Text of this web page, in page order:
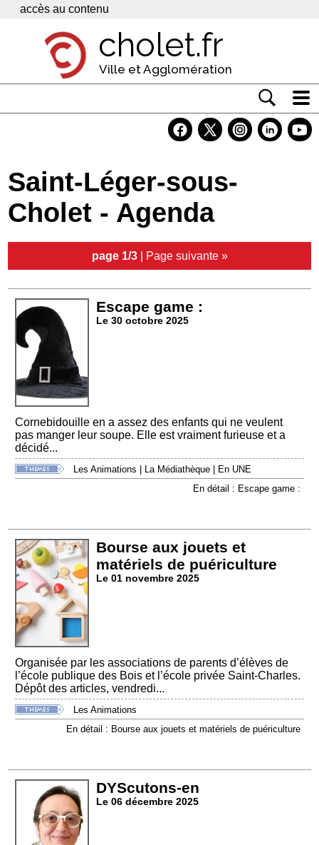
Panneau de gestion des cookies
accès au contenu
cholet.fr
Ville et Agglomération
Economie
Services
Contacts
Saint-Léger-sous-
Cholet - Agenda
page 1/3| Page suivante »
Escape game :
Le 30 octobre 2025
Cornebidouille en a assez des enfants qui ne veulent
pas manger leur soupe. Elle est vraiment furieuse et a
décidé...
Les Animations | La Médiathèque | En UNE
En détail : Escape game :
Bourse aux jouets et
matériels de puériculture
Le 01 novembre 2025
Organisée par les associations de parents d’élèves de
l’école publique des Bois et l’école privée Saint-Charles.
Dépôt des articles, vendredi...
Les Animations
En détail : Bourse aux jouets et matériels de puériculture
DYScutons-en
Le 06 décembre 2025